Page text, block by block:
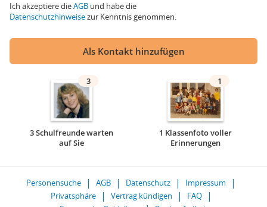
Ich akzeptiere dieAGB und habe die
Datenschutzhinweisezur Kenntnis genommen.
Als Kontakt hinzufügen
3
3 Schulfreunde warten
auf Sie
1
1 Klassenfoto voller
Erinnerungen
Personensuche AGB Datenschutz
Impressum
Privatsphäre
Vertrag kündigen
FAQ